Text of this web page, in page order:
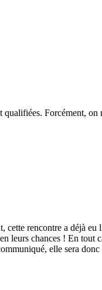
qualifiées. Forcément, on
rencontre a déjà eu
leurs chances ! En tout
elle sera